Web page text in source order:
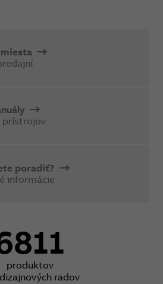
prístrojov
poradiť?
informácie
produktov
radov